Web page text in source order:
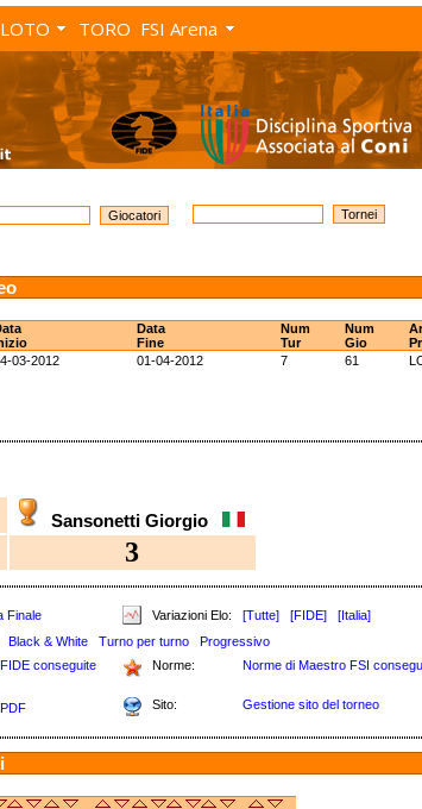
LOTO TORO FSI Arena
Data
Fine
Num
Tur
Num
Gio
03-2012 01-04-2012 7 61
Sansonetti Giorgio
3
Finale Variazioni Elo: [Tutte] [FIDE]
[Italia]
Black & White Turno per turno
Progressivo
conseguite Norme: Norme di Maestro FSI
Sito: Gestione sito del torneo